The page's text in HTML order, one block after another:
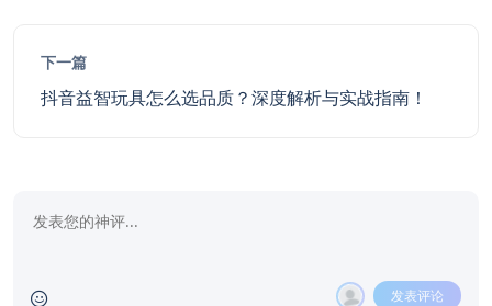
下一篇
抖音益智玩具怎么选品质？深度解析与实战指南！
发表评论